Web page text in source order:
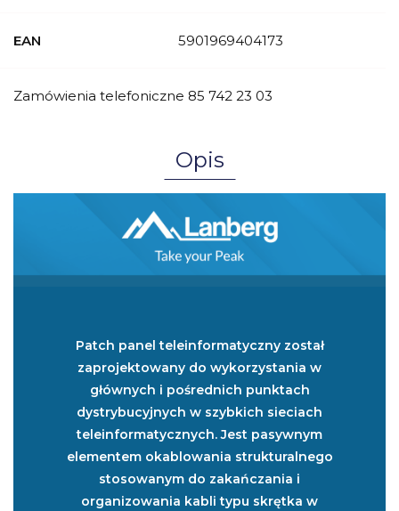
EAN 5901969404173
Zamówienia telefoniczne 85 742 23 03
Opis
Patch panel teleinformatyczny został
zaprojektowany do wykorzystania w
głównych i pośrednich punktach
dystrybucyjnych w szybkich sieciach
teleinformatycznych. Jest pasywnym
elementem okablowania strukturalnego
stosowanym do zakańczania i
organizowania kabli typu skrętka w